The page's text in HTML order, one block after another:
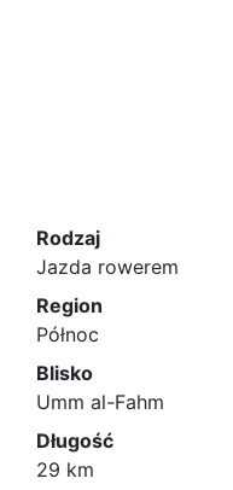
Rodzaj
Jazda rowerem
Region
Północ
Blisko
Umm al-Fahm
Długość
29 km